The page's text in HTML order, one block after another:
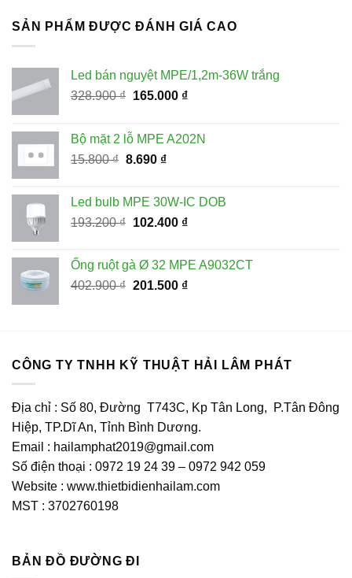
193.200 ₫.là:
SẢN PHẨM ĐƯỢC ĐÁNH GIÁ CAO
Led bán nguyệt MPE/1,2m-36W trắng
328.900₫ Giá
328.900 ₫.
165.000 ₫Giá
là:
Bộ mặt 2 lỗ MPE A202N
15.800₫ Giá
15.800 ₫.
8.690 ₫Giá
là:
8.690 ₫.
Led bulb MPE 30W-IC DOB
193.200₫ Giá
193.200 ₫.
102.400 ₫Giá
là:
102.400 ₫.
Ống ruột gà Ø 32 MPE A9032CT
402.900₫ Giá
201.500 ₫Giá
CÔNG TY TNHH KỸ THUẬT HẢI LÂM PHÁT
Địa chỉ : Số 80, Đường T743C, Kp Tân Long, P.Tân Đông
Hiệp, TP.Dĩ An, Tỉnh Bình Dương.
Email : hailamphat2019@gmail.com
Số điện thoại : 0972 19 24 39 – 0972 942 059
Website : www.thietbidienhailam.com
MST : 3702760198
BẢN ĐỒ ĐƯỜNG ĐI